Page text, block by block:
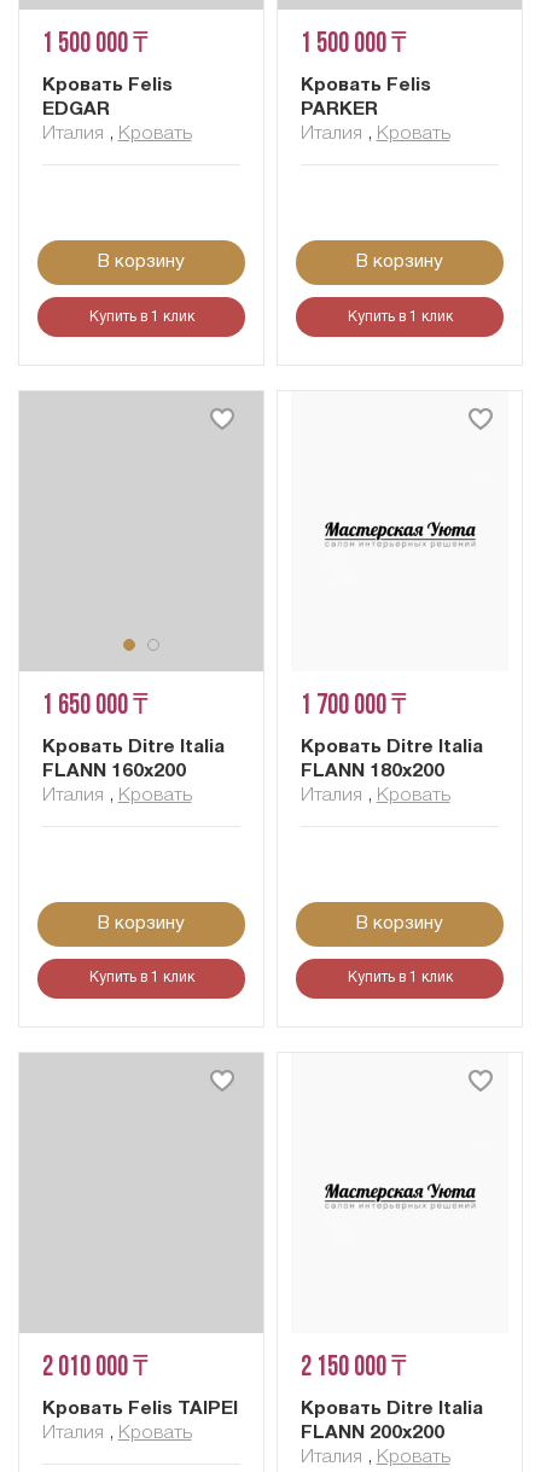
1 500 000 ₸
Кровать Felis
EDGAR
Италия , Кровать
В корзину
Купить в 1 клик
1 500 000 ₸
Кровать Felis
PARKER
Италия , Кровать
В корзину
Купить в 1 клик
1 650 000 ₸
Кровать Ditre Italia
FLANN 160x200
Италия , Кровать
В корзину
Купить в 1 клик
1 700 000 ₸
Кровать Ditre Italia
FLANN 180x200
Италия , Кровать
В корзину
Купить в 1 клик
2 010 000 ₸
Кровать Felis TAIPEI
Италия , Кровать
2 150 000 ₸
Кровать Ditre Italia
FLANN 200x200
Италия , Кровать